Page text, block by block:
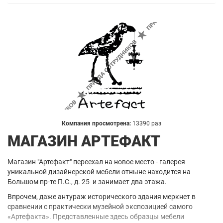
Компания просмотрена: 13390 раз
МАГАЗИН АРТЕФАКТ
Магазин "Артефакт" переехал на новое место - галерея
уникальной дизайнерской мебели отныне находится на
Большом пр-те П.С., д. 25 и занимает два этажа.
Впрочем, даже антураж исторического здания меркнет в
сравнении с практически музейной экспозицией самого
«Артефакта». Представленные здесь образцы мебели